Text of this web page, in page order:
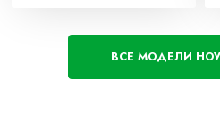
ВСЕ МОДЕЛИ